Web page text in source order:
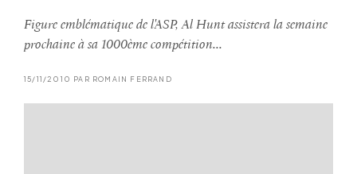
Figure emblématique de l'ASP, Al Hunt assistera la semaine
prochaine à sa 1000ème compétition...
15/11/2010 PAR ROMAIN FERRAND